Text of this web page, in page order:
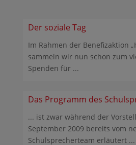
Der soziale Tag
Im Rahmen der Benefizaktion
sammeln wir nun schon zum
Spenden für ...
Das Programm des
... ist zwar während der
September 2009 bereits vom
Schulsprecherteam erläutert ...